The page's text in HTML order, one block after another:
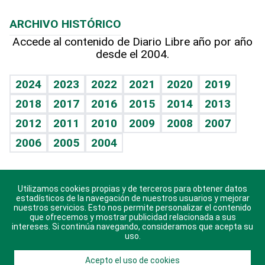
Hablando con el pediatra
Vida y familia
Eñe
Celebrando la vida
Sin complejos
En pocas palabras
Escuchando al corazón
Economía Personal
TBT Deportivo
Más firmas
Hecho en casa
Guía del dinero
Cumpleaños
Horóscopos
Crucigramas
ARCHIVO HISTÓRICO
Accede al contenido de Diario Libre año por año
desde el 2004.
2024 2023 2022 2021 2020
2019
2018
2017 2016 2015 2014
2013
2012
2011 2010 2009 2008
2007
2006
2005 2004
Descarga nuestras aplicaciones para Android, iOS y
sistema Huawei.
Utilizamos cookies propias y de terceros para obtener datos
estadísticos de la navegación de nuestros usuarios y mejorar
nuestros servicios. Esto nos permite personalizar el contenido
que ofrecemos y mostrar publicidad relacionada a sus
intereses. Si continúa navegando, consideramos que acepta su
uso.
Acepto el uso de cookies